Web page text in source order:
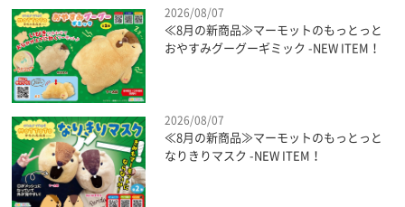
2026/08/07
≪8月の新商品≫マーモットのもっとっと
おやすみグーグーギミック -NEW ITEM！
2026/08/07
≪8月の新商品≫マーモットのもっとっと
なりきりマスク -NEW ITEM！